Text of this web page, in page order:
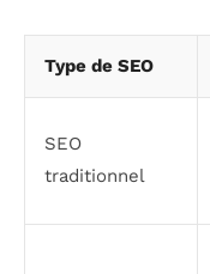
Type de SEO
SEO
traditionnel